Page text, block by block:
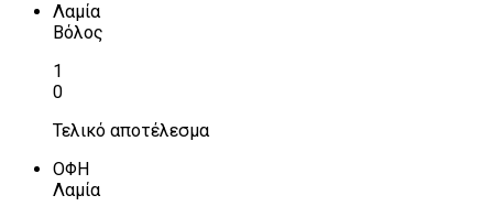
Λαμία
Βόλος
1
0
Τελικό αποτέλεσμα
ΟΦΗ
Λαμία